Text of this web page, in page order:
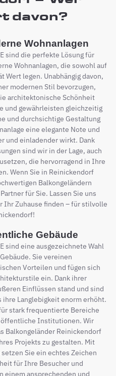
davon?
Wohnanlagen
sind die perfekte Lösung für
Wohnanlagen, die sowohl auf
Wert legen. Unabhängig davon,
modernen Stil bevorzugen,
architektonische Schönheit
und gewährleisten gleichzeitig
und durchsichtige Gestaltung
eine elegante Note und
und einladender wirkt. Dank
sind wir in der Lage, auch
die hervorragend in Ihre
Wenn Sie in Reinickendorf
Balkongeländern
für Sie. Lassen Sie uns
Ihr Zuhause finden – für stilvolle
Gebäude
sind eine ausgezeichnete Wahl
Sie vereinen
Vorteilen und fügen sich
ein. Dank ihrer
Einflüssen stand und sind
Langlebigkeit enorm erhöht.
stark frequentierte Bereiche
Institutionen. Wir
Balkongeländer Reinickendorf
Projekts zu gestalten. Mit
Sie ein echtes Zeichen
für Ihre Besucher und
einem ansprechenden und